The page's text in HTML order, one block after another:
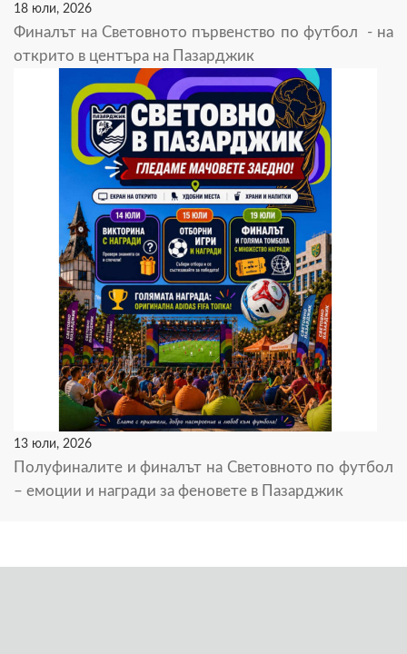
18 юли, 2026
Финалът на Световното първенство по футбол - на
открито в центъра на Пазарджик
13 юли, 2026
Полуфиналите и финалът на Световното по футбол
– емоции и награди за феновете в Пазарджик